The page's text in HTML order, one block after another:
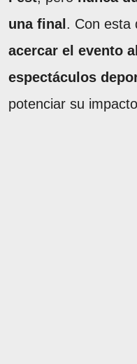
una final. Con esta
acercar el evento
espectáculos
potenciar su